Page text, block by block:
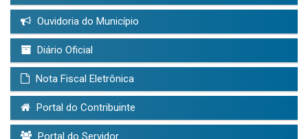
Ouvidoria do Município
Diário Oficial
Nota Fiscal Eletrônica
Portal do Contribuinte